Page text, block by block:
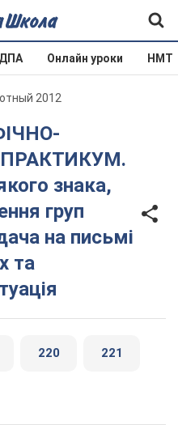
ДПА Онлайн уроки НМТ
2012
знака,
груп
на письмі
та
220 221